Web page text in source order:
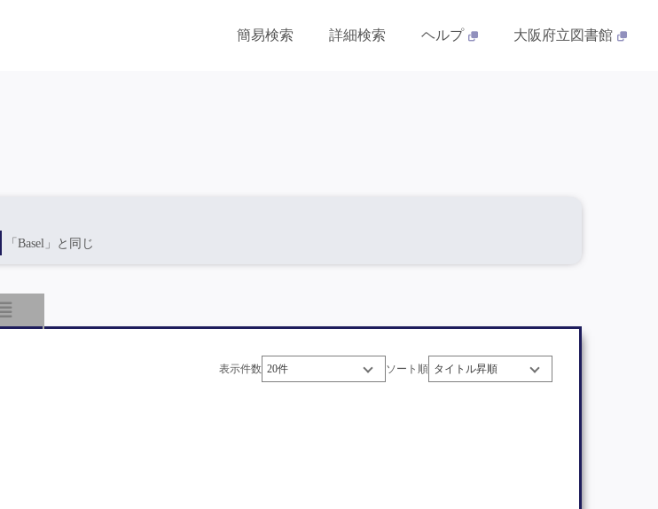
簡易検索 詳細検索 ヘルプ 大阪府立図書館
「Basel」と同じ
表示件数 ソート順